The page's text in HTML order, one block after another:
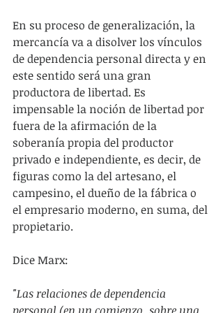
En su proceso de generalización, la
mercancía va a disolver los vínculos
de dependencia personal directa y en
este sentido será una gran
productora de libertad. Es
impensable la noción de libertad por
fuera de la afirmación de la
soberanía propia del productor
privado e independiente, es decir, de
figuras como la del artesano, el
campesino, el dueño de la fábrica o
el empresario moderno, en suma, del
propietario.
Dice Marx:
"Las relaciones de dependencia